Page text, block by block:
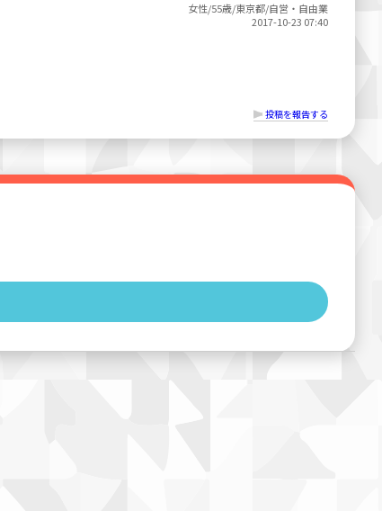
女性/55歳/東京都/自営・自由業
2017-10-23 07:40
投稿を報告する